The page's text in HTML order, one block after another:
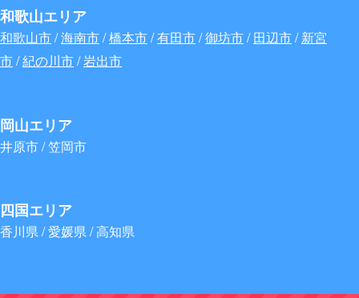
和歌山エリア
和歌山市/海南市/橋本市/有田市/御坊市/田辺市/新宮
市/紀の川市/岩出市
岡山エリア
井原市 / 笠岡市
四国エリア
香川県 / 愛媛県 / 高知県